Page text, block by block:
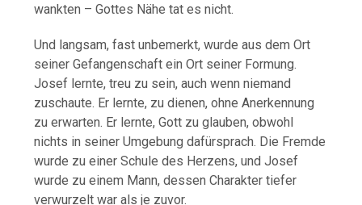
wankten – Gottes Nähe tat es nicht.
Und langsam, fast unbemerkt, wurde aus dem Ort
seiner Gefangenschaft ein Ort seiner Formung.
Josef lernte, treu zu sein, auch wenn niemand
zuschaute. Er lernte, zu dienen, ohne Anerkennung
zu erwarten. Er lernte, Gott zu glauben, obwohl
nichts in seiner Umgebung dafürsprach. Die Fremde
wurde zu einer Schule des Herzens, und Josef
wurde zu einem Mann, dessen Charakter tiefer
verwurzelt war als je zuvor.